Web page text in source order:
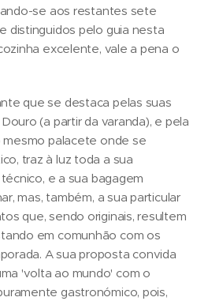
se aos restantes sete
distinguidos pelo guia nesta
excelente, vale a pena o
que se destaca pelas suas
(a partir da varanda), e pela
mesmo palacete onde se
traz à luz toda a sua
e a sua bagagem
mas, também, a sua particular
que, sendo originais, resultem
em comunhão com os
A sua proposta convida
'volta ao mundo' com o
gastronómico, pois,